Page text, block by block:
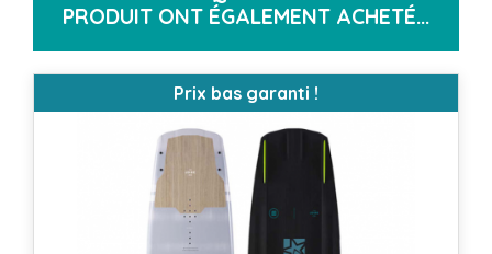
PRODUIT ONT ÉGALEMENT ACHETÉ...
Prix bas garanti !